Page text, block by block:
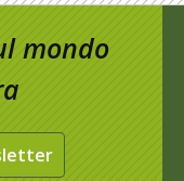
mondo